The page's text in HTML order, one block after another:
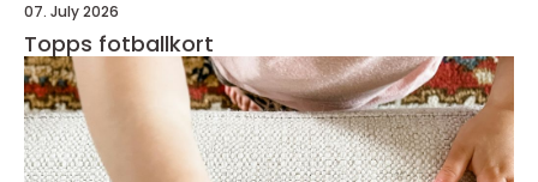
07. July 2026
Topps fotballkort